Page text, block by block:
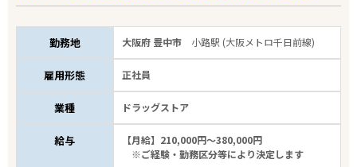
フリーワード
勤務地 大阪府 豊中市 小路駅 (大阪メトロ千日前線)
雇用形態 正社員
業種 ドラッグストア
給与
【月給】210,000円～380,000円
※ご経験・勤務区分等により決定します